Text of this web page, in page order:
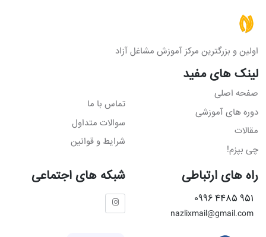
اولین و بزرگترین مرکز آموزش مشاغل آزاد
لینک های مفید
صفحه اصلی
دوره های آموزشی
مقالات
چی بپزم!
تماس با ما
سوالات متداول
شرایط و قوانین
راه های ارتباطی
951 4485 0996
nazlixmail@gmail.com
شبکه های اجتماعی